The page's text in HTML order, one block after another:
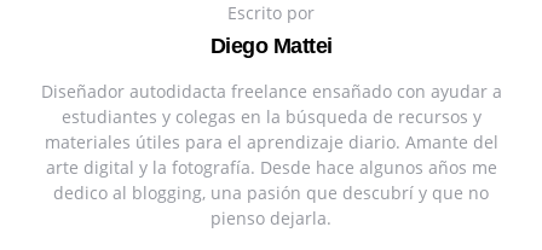
Escrito por
Diego Mattei
Diseñador autodidacta freelance ensañado con ayudar a
estudiantes y colegas en la búsqueda de recursos y
materiales útiles para el aprendizaje diario. Amante del
arte digital y la fotografía. Desde hace algunos años me
dedico al blogging, una pasión que descubrí y que no
pienso dejarla.